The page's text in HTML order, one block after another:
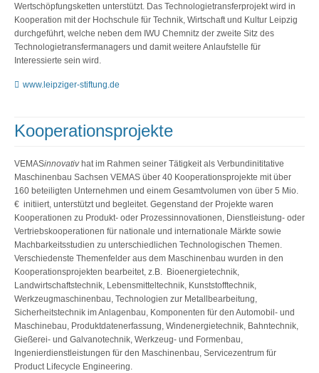
Wertschöpfungsketten unterstützt. Das Technologietransferprojekt wird in
Kooperation mit der Hochschule für Technik, Wirtschaft und Kultur Leipzig
durchgeführt, welche neben dem IWU Chemnitz der zweite Sitz des
Technologietransfermanagers und damit weitere Anlaufstelle für
Interessierte sein wird.
www.leipziger-stiftung.de
Kooperationsprojekte
VEMASinnovativhat im Rahmen seiner Tätigkeit als Verbundinititative
Maschinenbau Sachsen VEMAS über 40 Kooperationsprojekte mit über
160 beteiligten Unternehmen und einem Gesamtvolumen von über 5 Mio.
€ initiiert, unterstützt und begleitet. Gegenstand der Projekte waren
Kooperationen zu Produkt- oder Prozessinnovationen, Dienstleistung- oder
Vertriebskooperationen für nationale und internationale Märkte sowie
Machbarkeitsstudien zu unterschiedlichen Technologischen Themen.
Verschiedenste Themenfelder aus dem Maschinenbau wurden in den
Kooperationsprojekten bearbeitet, z.B. Bioenergietechnik,
Landwirtschaftstechnik, Lebensmitteltechnik, Kunststofftechnik,
Werkzeugmaschinenbau, Technologien zur Metallbearbeitung,
Sicherheitstechnik im Anlagenbau, Komponenten für den Automobil- und
Maschinebau, Produktdatenerfassung, Windenergietechnik, Bahntechnik,
Gießerei- und Galvanotechnik, Werkzeug- und Formenbau,
Ingenierdienstleistungen für den Maschinenbau, Servicezentrum für
Product Lifecycle Engineering.